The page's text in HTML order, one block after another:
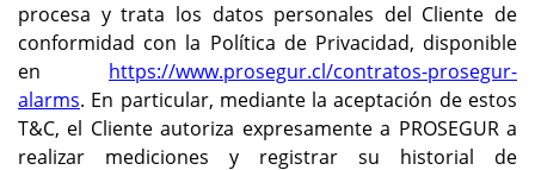
procesa y trata los datos personales del Cliente de
conformidad con la Política de Privacidad, disponible
en https://www.prosegur.cl/contratos-prosegur-
alarms. En particular, mediante la aceptación de estos
T&C, el Cliente autoriza expresamente a PROSEGUR a
realizar mediciones y registrar su historial de